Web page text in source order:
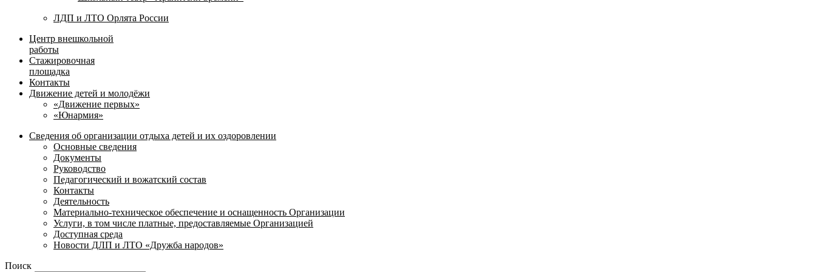
ЛДП и ЛТО Орлята России
Центр внешкольной
работы
Стажировочная
площадка
Контакты
Движение детей и молодёжи
«Движение первых»
«Юнармия»
Сведения об организации отдыха детей и их оздоровлении
Основные сведения
Документы
Руководство
Педагогический и вожатский состав
Контакты
Деятельность
Материально-техническое обеспечение и оснащенность Организации
Услуги, в том числе платные, предоставляемые Организацией
Доступная среда
Новости ДЛП и ЛТО «Дружба народов»
Поиск